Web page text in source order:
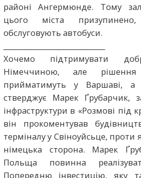
районі Ангермюнде. Тому
цього міста
обслуговують автобуси.
Хочемо підтримувати
Німеччиною, але
прийматимуть у Варшаві,
стверджує Марек Ґрубарчик,
інфраструктури в «Розмові під
він прокоментував
терміналу у Свіноуйсьце, проти
німецька сторона. Марек
Польща повинна
Попередню інвестицію, яку